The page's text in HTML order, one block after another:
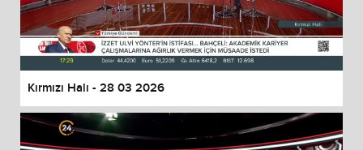
Kırmızı Halı - 28 03 2026